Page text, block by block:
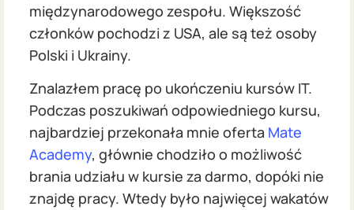
międzynarodowego zespołu. Większość
członków pochodzi z USA, ale są też osoby
Polski i Ukrainy.
Znalazłem pracę po ukończeniu kursów IT.
Podczas poszukiwań odpowiedniego kursu,
najbardziej przekonała mnie oferta Mate
Academy, głównie chodziło o możliwość
brania udziału w kursie za darmo, dopóki nie
znajdę pracy. Wtedy było najwięcej wakatów